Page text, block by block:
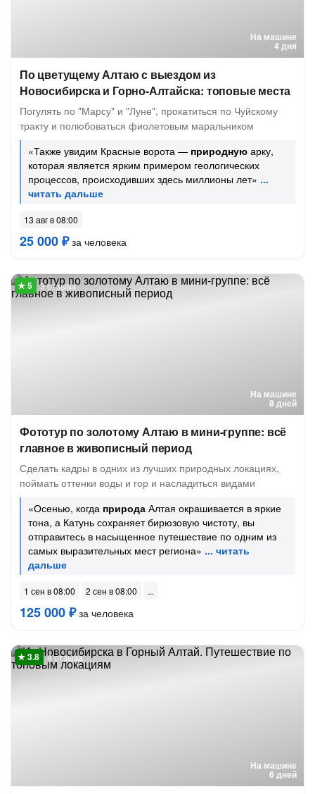
На машине
4 дня
По цветущему Алтаю с выездом из
Новосибирска и Горно-Алтайска: топовые места
Погулять по "Марсу" и "Луне", прокатиться по Чуйскому
тракту и полюбоваться фиолетовым маральником
«Также увидим Красные ворота — природную арку,
которая является ярким примером геологических
процессов, происходивших здесь миллионы лет»
13 авг в 08:00
25 000 ₽за человека
На машине
8 дней
3 отзыва
Фототур по золотому Алтаю в мини-группе: всё
главное в живописный период
Сделать кадры в одних из лучших природных локациях,
поймать оттенки воды и гор и насладиться видами
«Осенью, когда природа Алтая окрашивается в яркие
тона, а Катунь сохраняет бирюзовую чистоту, вы
отправитесь в насыщенное путешествие по одним из
самых выразительных мест региона»
1 сен в 08:00 2 сен в 08:00
125 000 ₽за человека
На машине
6 дней
4 отзыва